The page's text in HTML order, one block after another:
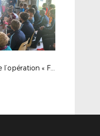
Remise de la dotation de l’opération « FIFA – Football For Schools » 2024/2025 à la section sportive de Ligny en Barrois